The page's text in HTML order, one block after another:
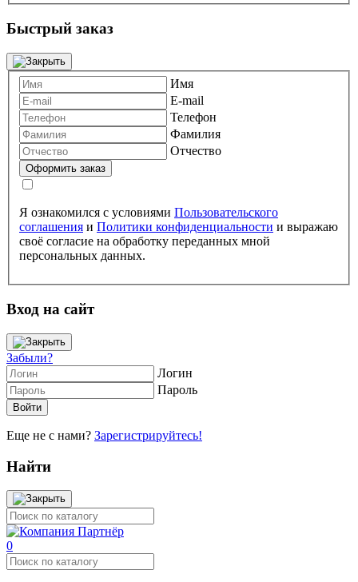
Быстрый заказ
Имя
E-mail
Телефон
Фамилия
Отчество
Я ознакомился с условиями Пользовательского
соглашения и Политики конфиденциальности и выражаю
своё согласие на обработку переданных мной
персональных данных.
Вход на сайт
Забыли?
Логин
Пароль
Еще не с нами? Зарегистрируйтесь!
Найти
0